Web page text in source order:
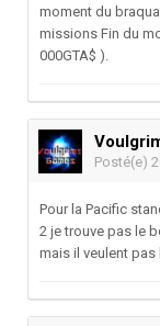
moment du
missions Fin du
000GTA$ ).
Posté(e)
Pour la Pacific
2 je trouve pas le
mais il veulent